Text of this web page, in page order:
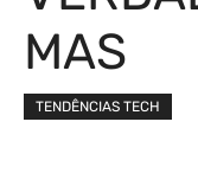
MAS
TENDÊNCIAS TECH